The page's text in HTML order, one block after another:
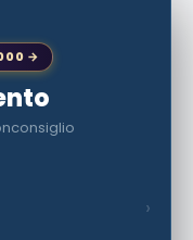
→
›